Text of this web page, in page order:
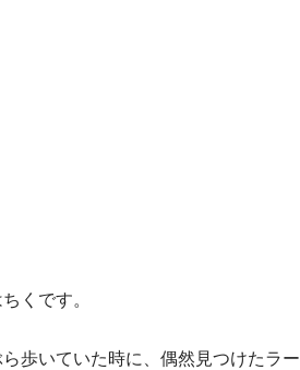
くです。
歩いていた時に、偶然見つけたラー